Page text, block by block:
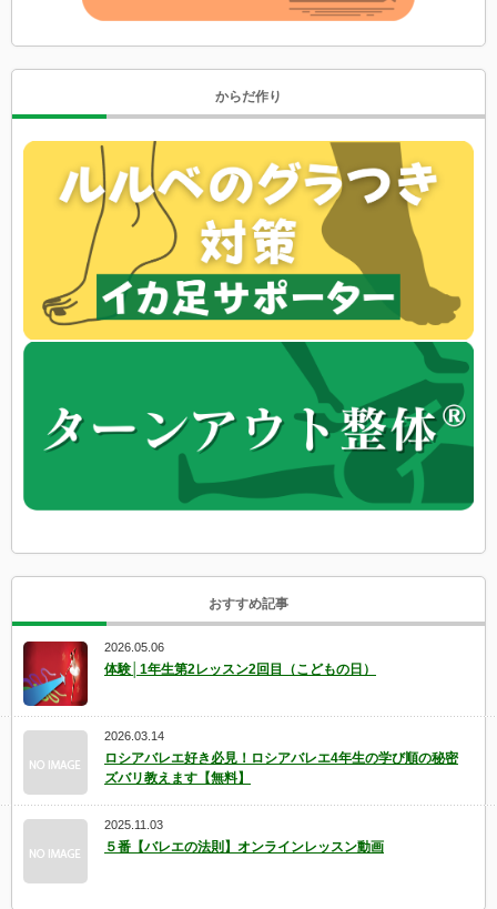
からだ作り
おすすめ記事
2026.05.06
体験│1年生第2レッスン2回目（こどもの日）
2026.03.14
ロシアバレエ好き必見！ロシアバレエ4年生の学び順の秘密
ズバリ教えます【無料】
2025.11.03
５番【バレエの法則】オンラインレッスン動画